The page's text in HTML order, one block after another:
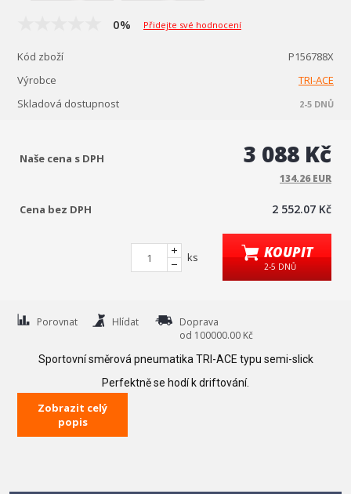
0% Přidejte své hodnocení
Kód zboží
P156788X
Výrobce
TRI-ACE
Skladová dostupnost
2-5 DNŮ
Naše cena s DPH 3 088 Kč
134.26 EUR
Cena bez DPH 2 552.07 Kč
ks KOUPIT
2-5 DNŮ
Porovnat Hlídat
Doprava
od 100000.00 Kč
Sportovní směrová pneumatika TRI-ACE typu semi-slick
Perfektně se hodí k driftování.
Zobrazit celý
popis